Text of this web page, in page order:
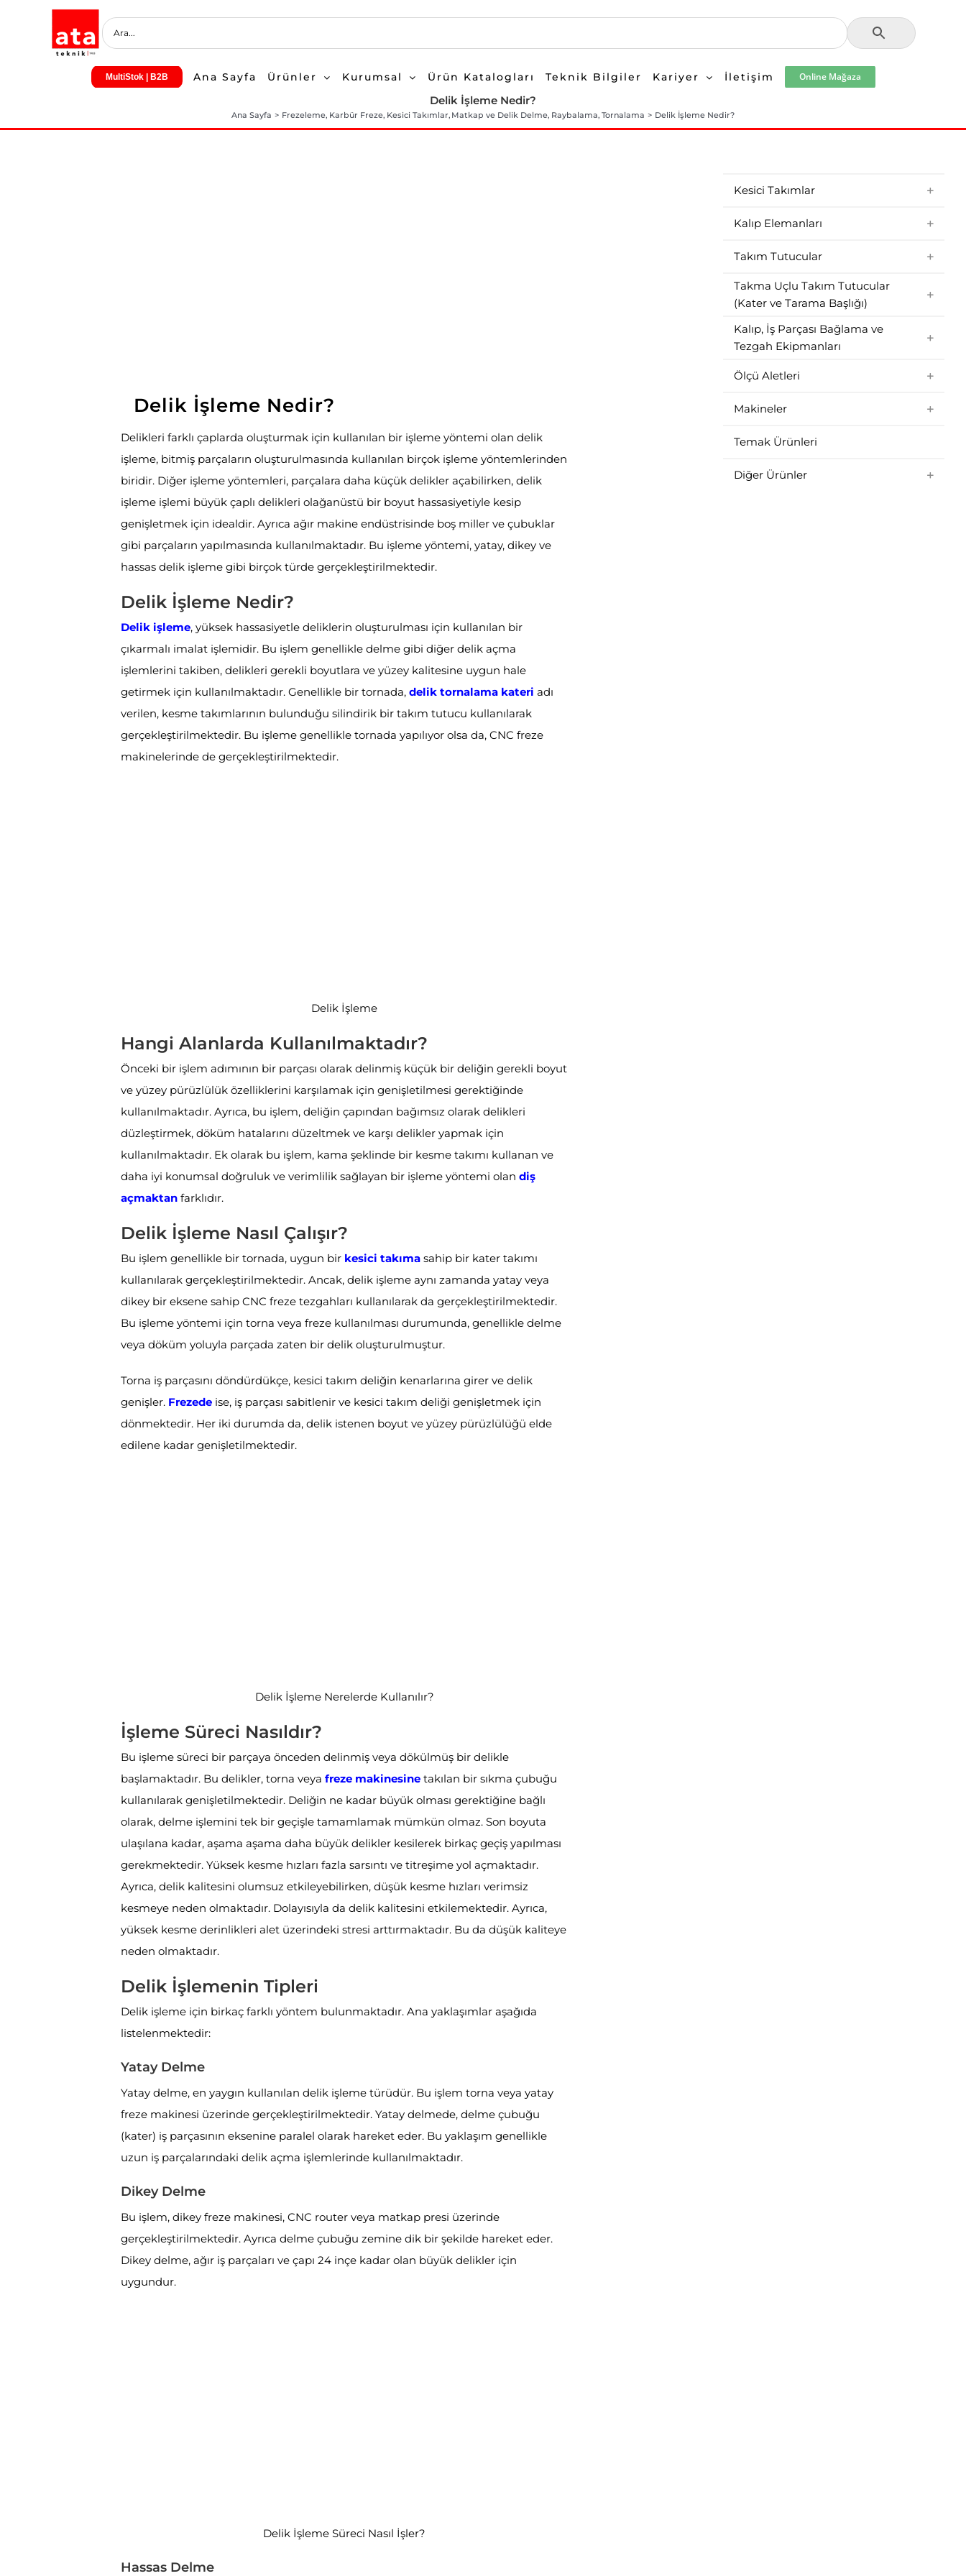
MultiStok | B2B Ana Sayfa Ürünler Kurumsal Ürün Katalogları Teknik Bilgiler Kariyer İletişim Online Mağaza
Delik İşleme Nedir?
Ana Sayfa Frezeleme Karbür Freze Kesici Takımlar Matkap ve Delik Delme Raybalama Tornalama Delik İşleme Nedir?
Delik İşleme Nedir?
Delikleri farklı çaplarda oluşturmak için kullanılan bir işleme yöntemi olan delik
işleme, bitmiş parçaların oluşturulmasında kullanılan birçok işleme yöntemlerinden
biridir. Diğer işleme yöntemleri, parçalara daha küçük delikler açabilirken, delik
işleme işlemi büyük çaplı delikleri olağanüstü bir boyut hassasiyetiyle kesip
genişletmek için idealdir. Ayrıca ağır makine endüstrisinde boş miller ve çubuklar
gibi parçaların yapılmasında kullanılmaktadır. Bu işleme yöntemi, yatay, dikey ve
hassas delik işleme gibi birçok türde gerçekleştirilmektedir.
Delik İşleme Nedir?
Delik işleme, yüksek hassasiyetle deliklerin oluşturulması için kullanılan bir
çıkarmalı imalat işlemidir. Bu işlem genellikle delme gibi diğer delik açma
işlemlerini takiben, delikleri gerekli boyutlara ve yüzey kalitesine uygun hale
getirmek için kullanılmaktadır. Genellikle bir tornada, delik tornalama kateri adı
verilen, kesme takımlarının bulunduğu silindirik bir takım tutucu kullanılarak
gerçekleştirilmektedir. Bu işleme genellikle tornada yapılıyor olsa da, CNC freze
makinelerinde de gerçekleştirilmektedir.
Delik İşleme
Hangi Alanlarda Kullanılmaktadır?
Önceki bir işlem adımının bir parçası olarak delinmiş küçük bir deliğin gerekli boyut
ve yüzey pürüzlülük özelliklerini karşılamak için genişletilmesi gerektiğinde
kullanılmaktadır. Ayrıca, bu işlem, deliğin çapından bağımsız olarak delikleri
düzleştirmek, döküm hatalarını düzeltmek ve karşı delikler yapmak için
kullanılmaktadır. Ek olarak bu işlem, kama şeklinde bir kesme takımı kullanan ve
daha iyi konumsal doğruluk ve verimlilik sağlayan bir işleme yöntemi olan diş
açmaktanfarklıdır.
Delik İşleme Nasıl Çalışır?
Bu işlem genellikle bir tornada, uygun bir kesici takımasahip bir kater takımı
kullanılarak gerçekleştirilmektedir. Ancak, delik işleme aynı zamanda yatay veya
dikey bir eksene sahip CNC freze tezgahları kullanılarak da gerçekleştirilmektedir.
Bu işleme yöntemi için torna veya freze kullanılması durumunda, genellikle delme
veya döküm yoluyla parçada zaten bir delik oluşturulmuştur.
Torna iş parçasını döndürdükçe, kesici takım deliğin kenarlarına girer ve delik
genişler. Frezede ise, iş parçası sabitlenir ve kesici takım deliği genişletmek için
dönmektedir. Her iki durumda da, delik istenen boyut ve yüzey pürüzlülüğü elde
edilene kadar genişletilmektedir.
Delik İşleme Nerelerde Kullanılır?
İşleme Süreci Nasıldır?
Bu işleme süreci bir parçaya önceden delinmiş veya dökülmüş bir delikle
başlamaktadır. Bu delikler, torna veya freze makinesinetakılan bir sıkma çubuğu
kullanılarak genişletilmektedir. Deliğin ne kadar büyük olması gerektiğine bağlı
olarak, delme işlemini tek bir geçişle tamamlamak mümkün olmaz. Son boyuta
ulaşılana kadar, aşama aşama daha büyük delikler kesilerek birkaç geçiş yapılması
gerekmektedir. Yüksek kesme hızları fazla sarsıntı ve titreşime yol açmaktadır.
Ayrıca, delik kalitesini olumsuz etkileyebilirken, düşük kesme hızları verimsiz
kesmeye neden olmaktadır. Dolayısıyla da delik kalitesini etkilemektedir. Ayrıca,
yüksek kesme derinlikleri alet üzerindeki stresi arttırmaktadır. Bu da düşük kaliteye
neden olmaktadır.
Delik İşlemenin Tipleri
Delik işleme için birkaç farklı yöntem bulunmaktadır. Ana yaklaşımlar aşağıda
listelenmektedir:
Yatay Delme
Yatay delme, en yaygın kullanılan delik işleme türüdür. Bu işlem torna veya yatay
freze makinesi üzerinde gerçekleştirilmektedir. Yatay delmede, delme çubuğu
(kater) iş parçasının eksenine paralel olarak hareket eder. Bu yaklaşım genellikle
uzun iş parçalarındaki delik açma işlemlerinde kullanılmaktadır.
Dikey Delme
Bu işlem, dikey freze makinesi, CNC router veya matkap presi üzerinde
gerçekleştirilmektedir. Ayrıca delme çubuğu zemine dik bir şekilde hareket eder.
Dikey delme, ağır iş parçaları ve çapı 24 inçe kadar olan büyük delikler için
uygundur.
Delik İşleme Süreci Nasıl İşler?
Hassas Delme
Kesici Takımlar
Kalıp Elemanları
Takım Tutucular
Takma Uçlu Takım Tutucular
(Kater ve Tarama Başlığı)
Kalıp, İş Parçası Bağlama ve
Tezgah Ekipmanları
Ölçü Aletleri
Makineler
Temak Ürünleri
Diğer Ürünler